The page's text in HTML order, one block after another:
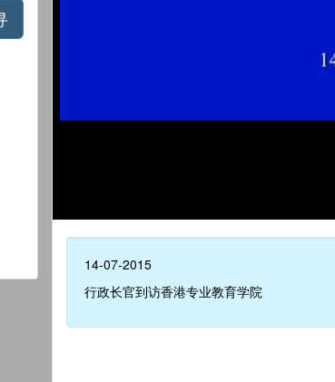
14-07-2015
行政长官到访香港专业教育学院